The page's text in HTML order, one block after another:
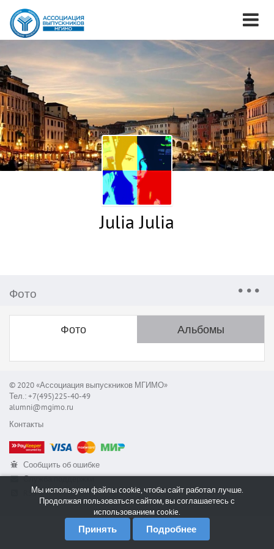
Julia Julia
Фото
Фото Альбомы
© 2020 «Ассоциация выпускников МГИМО»
Тел.: +7(495)225-40-49
alumni@mgimo.ru
Контакты
Сообщить об ошибке
Служба поддержки
RSSМы используем файлы cookie, чтобы сайт работал лучше.
Продолжая пользоваться сайтом, вы соглашаетесь с
использованием cookie.
Принять Подробнее